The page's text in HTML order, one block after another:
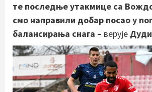
те последње утакмице са
смо направили добар посао у
балансирања снага – верује